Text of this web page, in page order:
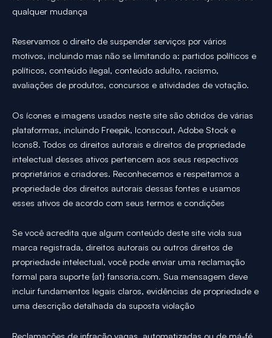
qualquer mudança
Reservamos o direito de suspender serviços por vários
motivos, incluindo mas não se limitando a: partidos políticos e
políticos, conteúdo ilegal, conteúdo adulto, racismo,
avaliações de produtos, concursos e atividades de votação.
Os ícones e imagens usados neste site são obtidos de várias
plataformas, incluindo Freepik, Iconscout, Adobe Stock e
Icons8. Todos os direitos autorais e direitos de propriedade
intelectual desses ativos pertencem aos seus respectivos
proprietários e criadores. Reconhecemos e respeitamos a
propriedade dos direitos autorais dessas fontes e usamos
esses ativos de acordo com seus termos e condições
Se você acredita que algum conteúdo deste site viola sua
marca registrada, direitos autorais ou outros direitos de
propriedade intelectual, você pode enviar uma reclamação
formal para suporte {at} fansoria.com. Sua mensagem deve
incluir fundamentos legais claros, evidências de propriedade e
uma descrição detalhada da suposta violação